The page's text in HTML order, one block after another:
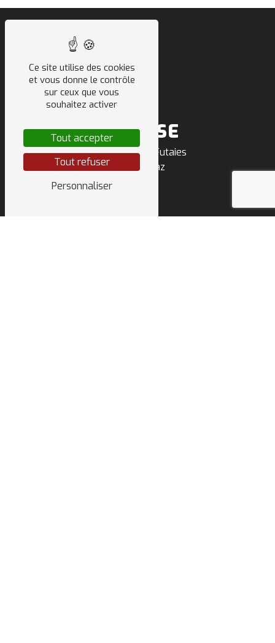
ADRESSE
500 route des Futaies
74303 Villaz
Ce site utilise des cookies
et vous donne le contrôle
sur ceux que vous
souhaitez activer
Tout accepter
Tout refuser
Personnaliser